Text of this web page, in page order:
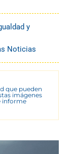
y
Noticias
que pueden
imágenes
informe